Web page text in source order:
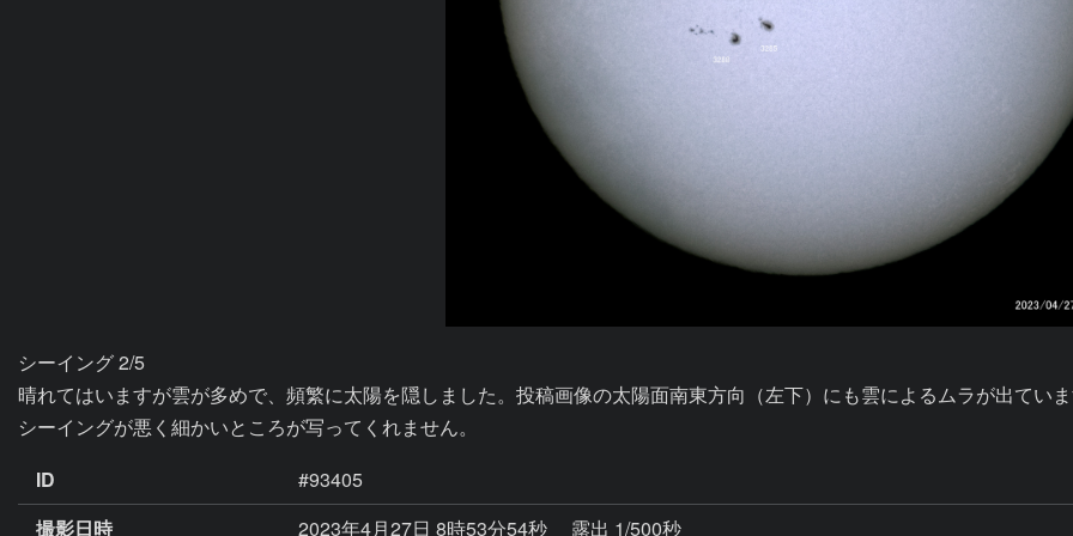
シーイング 2/5
晴れてはいますが雲が多めで、頻繁に太陽を隠しました。投稿画像の太陽面南東方向（左下）にも雲によるムラが出てい
ID
#93405
撮影日時
2023年4月27日 8時53分54秒 露出 1/500秒